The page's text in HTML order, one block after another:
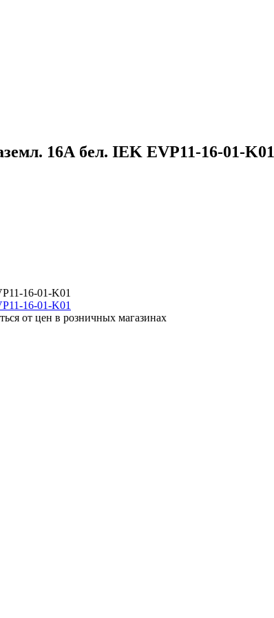
16А бел. IEK EVP11-16-01-K01
16-01-K01
от цен в розничных магазинах